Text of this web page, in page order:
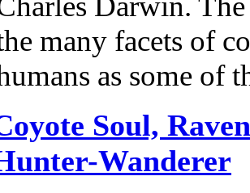
many facets of
as some of
Soul,
Wanderer